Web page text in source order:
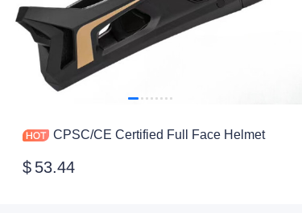
CPSC/CE Certified Full Face Helmet
$ 53.44
مینوفیکچرنگ اڈے اور عمل
حمایت